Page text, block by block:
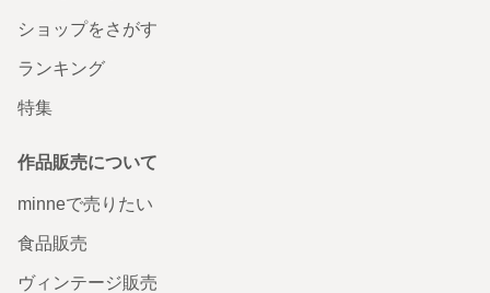
ショップをさがす
ランキング
特集
作品販売について
minneで売りたい
食品販売
ヴィンテージ販売